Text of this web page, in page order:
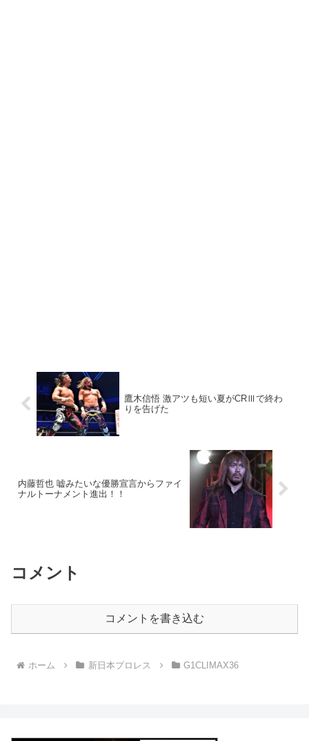
鷹木信悟 激アツも短い夏がCRⅢで終わ
りを告げた
内藤哲也 嘘みたいな優勝宣言からファイ
ナルトーナメント進出！！
コメント
コメントを書き込む
ホーム 新日本プロレス G1CLIMAX36